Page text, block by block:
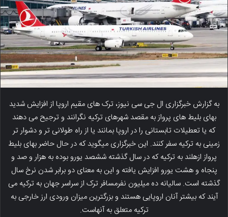
به گزارش خبرگزاری ال جی سی نیوز، ترک های مقیم اروپا از افزایش شدید
بهای بلیط های پرواز به مقصد شهرهای ترکیه نگرانند و ترجیح می دهند
که یا تعطیلات تابستانی را در اروپا بمانند یا از راه طولانی تر و دشوار تر
زمینی به ترکیه سفر کنند. این خبرگزاری میگوید که در حال حاضر بهای بلیط
پرواز ازهلند به ترکیه که در سال گذشته ششصد یورو بوده به هزار و صد و
پنجاه و هشت یورو افزایش یافته و این به معنای دو برابر شدن نرخ سال
گذشته است. سالیانه ده میلیون نفرمسافر ترک از سراسر جهان به ترکیه می
آیند که بیشتر آنان اروپایی هستند و بزرگترین میزان ورودی ارز خارجی به
ترکیه متعلق به آنهاست.